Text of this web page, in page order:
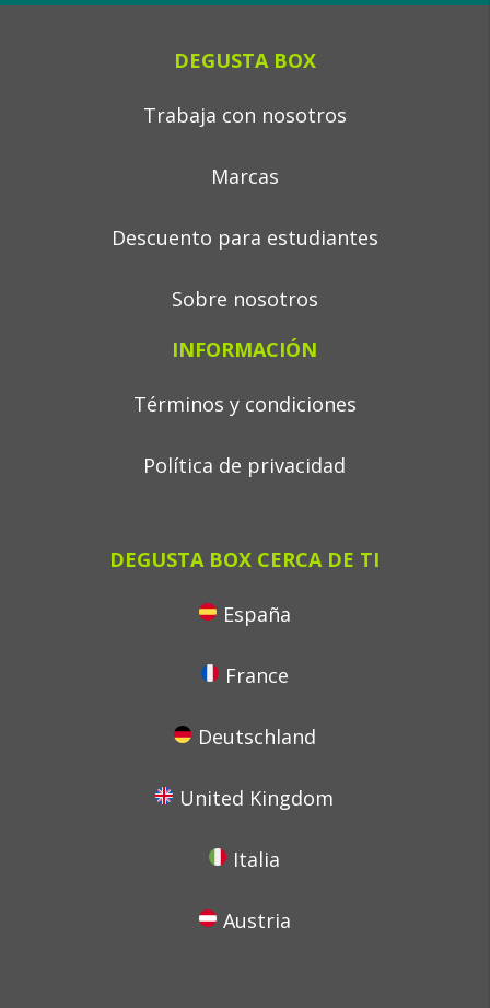
DEGUSTA BOX
Trabaja con nosotros
Marcas
Descuento para estudiantes
Sobre nosotros
INFORMACIÓN
Términos y condiciones
Política de privacidad
DEGUSTA BOX CERCA DE TI
España
France
Deutschland
United Kingdom
Italia
Austria